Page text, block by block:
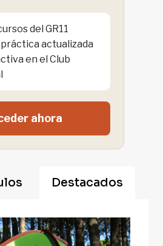
del GR11
actualizada
en el Club
ahora
Destacados